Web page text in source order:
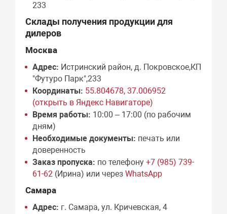
233
Склады получения продукции для
дилеров
Москва
Адрес: Истринский район, д. Покровское,КП
"Футуро Парк",233
Координаты: 55.804678, 37.006952
(открыть в Яндекс Навигаторе)
Время работы: 10:00 – 17:00 (по рабочим
дням)
Необходимые документы: печать или
доверенность
Заказ пропуска: по телефону+7 (985) 739-
61-62 (Ирина) или черезWhatsApp
Самара
Адрес: г. Самара, ул. Кричевская, 4